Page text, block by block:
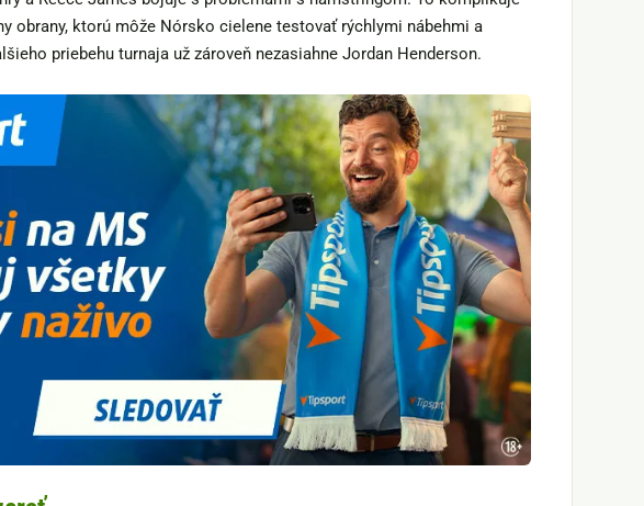
obrany, ktorú môže Nórsko cielene testovať rýchlymi nábehmi a
priebehu turnaja už zároveň nezasiahne Jordan Henderson.